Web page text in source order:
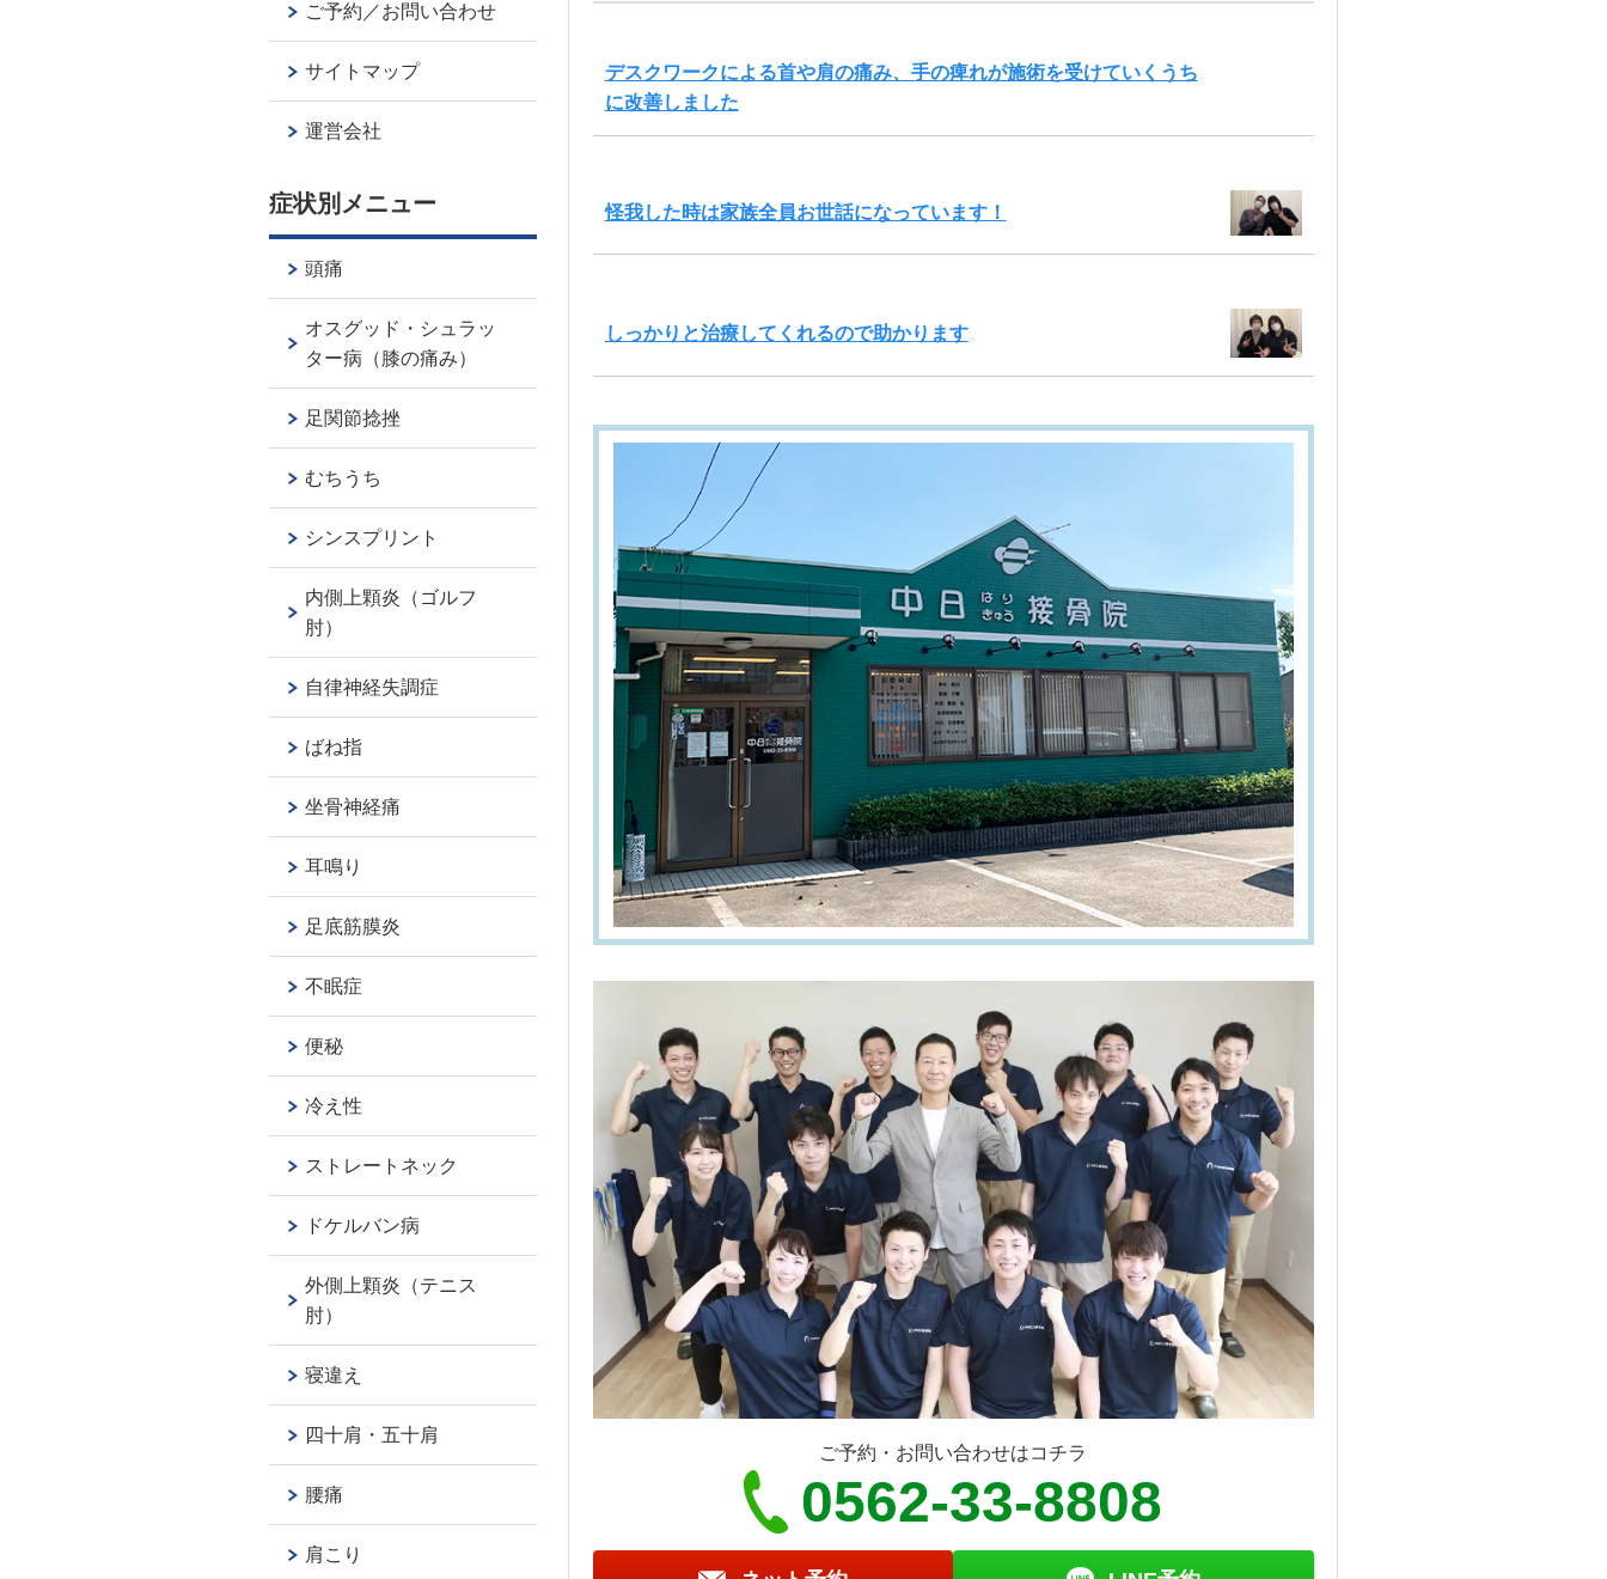
デスクワークによる首や肩の痛み、手の痺れが施術を受けていくうち
に改善しました
怪我した時は家族全員お世話になっています！
しっかりと治療してくれるので助かります
ご予約・お問い合わせはコチラ
0562-33-8808
ご予約／お問い合わせ
サイトマップ
運営会社
症状別メニュー
頭痛
オスグッド・シュラッ
ター病（膝の痛み）
足関節捻挫
むちうち
シンスプリント
内側上顆炎（ゴルフ
肘）
自律神経失調症
ばね指
坐骨神経痛
耳鳴り
足底筋膜炎
不眠症
便秘
冷え性
ストレートネック
ドケルバン病
外側上顆炎（テニス
肘）
寝違え
四十肩・五十肩
腰痛
肩こり